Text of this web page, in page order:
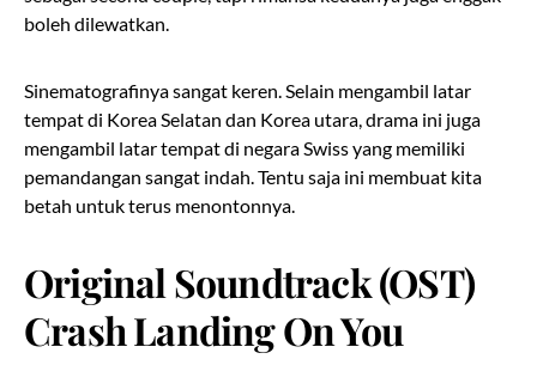
boleh dilewatkan.
Sinematografinya sangat keren. Selain mengambil latar
tempat di Korea Selatan dan Korea utara, drama ini juga
mengambil latar tempat di negara Swiss yang memiliki
pemandangan sangat indah. Tentu saja ini membuat kita
betah untuk terus menontonnya.
Original Soundtrack (OST)
Crash Landing On You